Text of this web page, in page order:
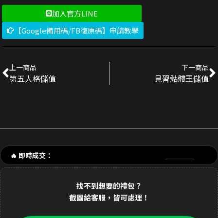
加入官方LINE
【Google備用碼/FB復原碼】申請教學
上一商品
第五人格儲值
下一商品
見習骷髏王儲值
🔥 即時成交：
2分鐘前 Dav**d 購買了 3290元 至尊禮包
3分鐘前 k**ty 購買了 33元 銅板禮包 交易成功
找不到想要的禮包？
截圖給客服，皆可處理！